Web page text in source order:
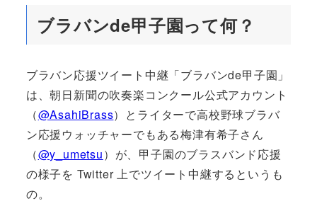
ブラバンde甲子園って何？
ブラバン応援ツイート中継「ブラバンde甲子園」
は、朝日新聞の吹奏楽コンクール公式アカウント
（@AsahiBrass）とライターで高校野球ブラバ
ン応援ウォッチャーでもある梅津有希子さん
（@y_umetsu）が、甲子園のブラスバンド応援
の様子を Twitter 上でツイート中継するというも
の。